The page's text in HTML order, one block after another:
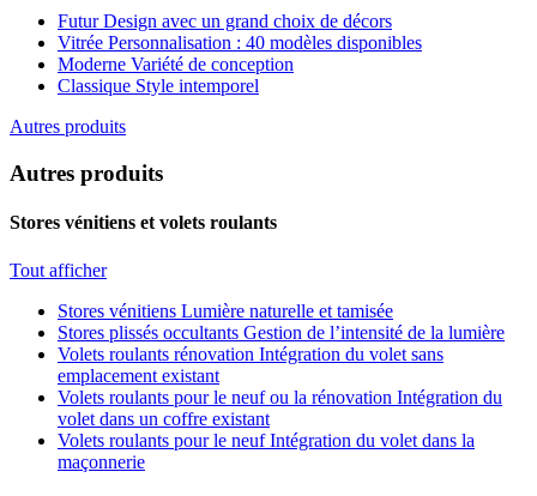
Futur Design avec un grand choix de décors
Vitrée Personnalisation : 40 modèles disponibles
Moderne Variété de conception
Classique Style intemporel
Autres produits
Autres produits
Stores vénitiens et volets roulants
Tout afficher
Stores vénitiens Lumière naturelle et tamisée
Stores plissés occultants Gestion de l’intensité de la lumière
Volets roulants rénovation Intégration du volet sans
emplacement existant
Volets roulants pour le neuf ou la rénovation Intégration du
volet dans un coffre existant
Volets roulants pour le neuf Intégration du volet dans la
maçonnerie